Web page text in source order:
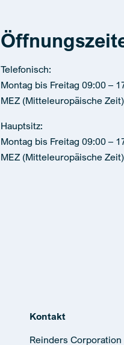
Telefonisch:
Montag bis Freitag 09:00 –
MEZ (Mitteleuropäische Zeit)
Hauptsitz:
Montag bis Freitag 09:00 –
MEZ (Mitteleuropäische Zeit)
Kontakt
Reinders Corporation